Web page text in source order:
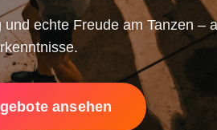
echte Freude am Tanzen –
ansehen